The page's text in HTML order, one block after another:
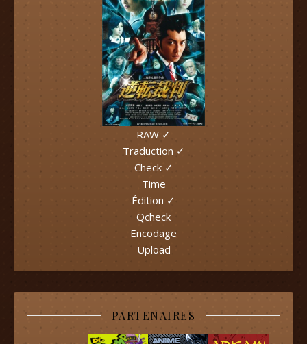
RAW ✓
Traduction ✓
Check ✓
Time
Édition ✓
Qcheck
Encodage
Upload
PARTENAIRES